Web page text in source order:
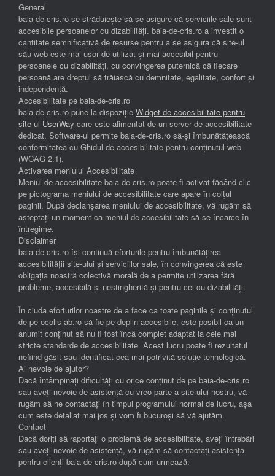
General
baia-de-cris.ro se străduiește să se asigure că serviciile sale sunt
accesibile persoanelor cu dizabilități. baia-de-cris.ro a investit o
cantitate semnificativă de resurse pentru a se asigura că site-ul
său web este mai ușor de utilizat și mai accesibil pentru
persoanele cu dizabilități, cu convingerea puternică că fiecare
persoană are dreptul să trăiască cu demnitate, egalitate, confort și
independenţă.
Accesibilitate pe baia-de-cris.ro
baia-de-cris.ro pune la dispoziție Widget de accesibilitate pentru
site-ul UserWay care este alimentat de un server de accesibilitate
dedicat. Software-ul permite baia-de-cris.ro să-și îmbunătățească
conformitatea cu Ghidul de accesibilitate pentru conținutul web
(WCAG 2.1).
Activarea meniului Accesibilitate
Meniul de accesibilitate baia-de-cris.ro poate fi activat făcând clic
pe pictograma meniului de accesibilitate care apare în colțul
paginii. După declanșarea meniului de accesibilitate, vă rugăm să
așteptați un moment ca meniul de accesibilitate să se încarce în
întregime.
Disclaimer
baia-de-cris.ro își continuă eforturile pentru îmbunătățirea
accesibilității site-ului și serviciilor sale, în convingerea că este
obligația noastră colectivă morală de a permite utilizarea fără
probleme, accesibilă și nestingherită și pentru cei cu dizabilități.
În ciuda eforturilor noastre de a face ca toate paginile și conținutul
de pe ocolis-ab.ro să fie pe deplin accesibile, este posibil ca un
anumit conținut să nu fi fost încă complet adaptat la cele mai
stricte standarde de accesibilitate. Acest lucru poate fi rezultatul
nefiind găsit sau identificat cea mai potrivită soluție tehnologică.
Ai nevoie de ajutor?
Dacă întâmpinați dificultăți cu orice conținut de pe baia-de-cris.ro
sau aveți nevoie de asistență cu vreo parte a site-ului nostru, vă
rugăm să ne contactați în timpul programului normal de lucru, așa
cum este detaliat mai jos și vom fi bucuroși să vă ajutăm.
Contact
Dacă doriți să raportați o problemă de accesibilitate, aveți întrebări
sau aveți nevoie de asistență, vă rugăm să contactați asistența
pentru clienți baia-de-cris.ro după cum urmează: